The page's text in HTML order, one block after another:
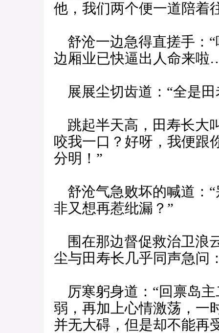
他，我们两个便一道陪着
舒沧一边急得直搓手：
边厢业已快逼出人命来
展展尘切齿道：“全是田
跳起半天高，田寿长大
咬我一口？好呀，我便跟
分明！”
舒沧气急败坏的喊道：
非又想再惹纰漏？”
围在那边督促救治卫浪
尘与田寿长几乎同声急问
厉寒躬身道：“回禀岛
弱，再加上心情激荡，一
并无大碍，但是却不能再